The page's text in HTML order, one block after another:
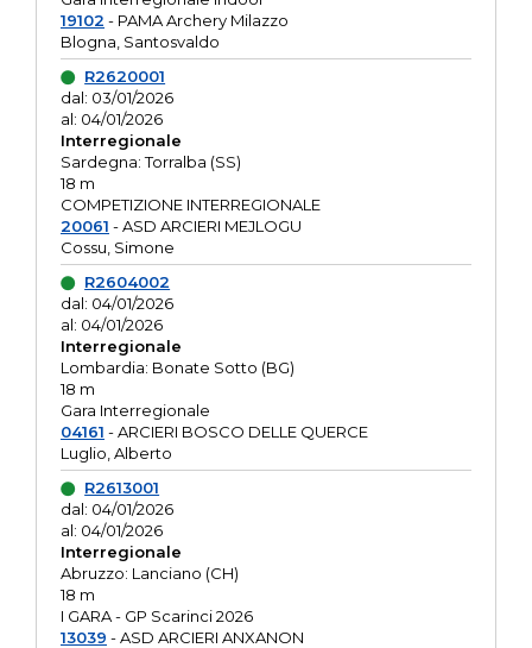
19102 - PAMA Archery Milazzo
Blogna, Santosvaldo
R2620001
dal: 03/01/2026
al: 04/01/2026
Interregionale
Sardegna: Torralba (SS)
18 m
COMPETIZIONE INTERREGIONALE
20061 - ASD ARCIERI MEJLOGU
Cossu, Simone
R2604002
dal: 04/01/2026
al: 04/01/2026
Interregionale
Lombardia: Bonate Sotto (BG)
18 m
Gara Interregionale
04161 - ARCIERI BOSCO DELLE QUERCE
Luglio, Alberto
R2613001
dal: 04/01/2026
al: 04/01/2026
Interregionale
Abruzzo: Lanciano (CH)
18 m
I GARA - GP Scarinci 2026
13039 - ASD ARCIERI ANXANON